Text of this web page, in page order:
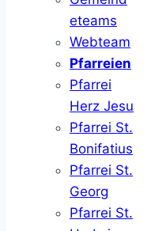
eteams
Webteam
Pfarreien
Pfarrei
Herz Jesu
Pfarrei St.
Bonifatius
Pfarrei St.
Georg
Pfarrei St.